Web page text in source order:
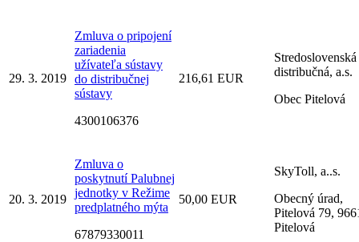
29. 3. 2019
Zmluva o pripojení
zariadenia
užívateľa sústavy
do distribučnej
sústavy
4300106376
216,61 EUR
Stredoslovenská
distribučná, a.s.
Obec Pitelová
20. 3. 2019
Zmluva o
poskytnutí Palubnej
jednotky v Režime
predplatného mýta
67879330011
50,00 EUR
SkyToll, a..s.
Obecný úrad,
Pitelová 79,
Pitelová